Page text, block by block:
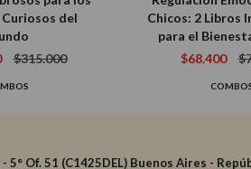
del
$315.000
Chicos: 2 Libros
para el
$68.400
5° Of. 51 (C1425DEL) Buenos Aires -